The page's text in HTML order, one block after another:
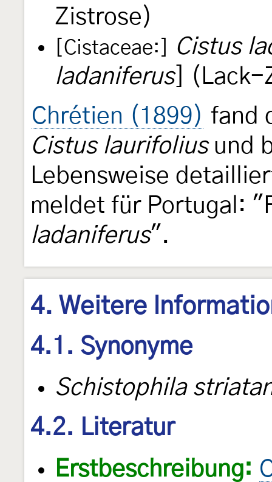
Zistrose)
[Cistaceae:]
Cistus
ladaniferus] (Lack-
Chrétien (1899) fand
Cistus laurifoliusund
Lebensweise
meldet für Portugal:
ladaniferus".
4. Weitere
4.1. Synonyme
Schistophila
4.2. Literatur
Erstbeschreibung: